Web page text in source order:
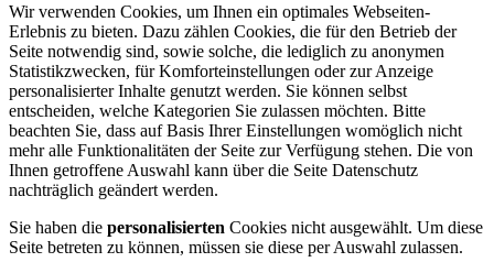
Wir verwenden Cookies, um Ihnen ein optimales Webseiten-
Erlebnis zu bieten. Dazu zählen Cookies, die für den Betrieb der
Seite notwendig sind, sowie solche, die lediglich zu anonymen
Statistikzwecken, für Komforteinstellungen oder zur Anzeige
personalisierter Inhalte genutzt werden. Sie können selbst
entscheiden, welche Kategorien Sie zulassen möchten. Bitte
beachten Sie, dass auf Basis Ihrer Einstellungen womöglich nicht
mehr alle Funktionalitäten der Seite zur Verfügung stehen. Die von
Ihnen getroffene Auswahl kann über die Seite Datenschutz
nachträglich geändert werden.
Sie haben die personalisierten Cookies nicht ausgewählt. Um diese
Seite betreten zu können, müssen sie diese per Auswahl zulassen.